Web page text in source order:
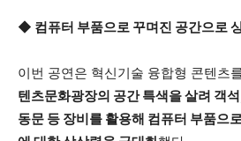
◆ 컴퓨터 부품으로 꾸며진 공간으로
이번 공연은 혁신기술 융합형 콘텐츠
텐츠문화광장의 공간 특색을 살려 객
동문 등 장비를 활용해 컴퓨터 부품으